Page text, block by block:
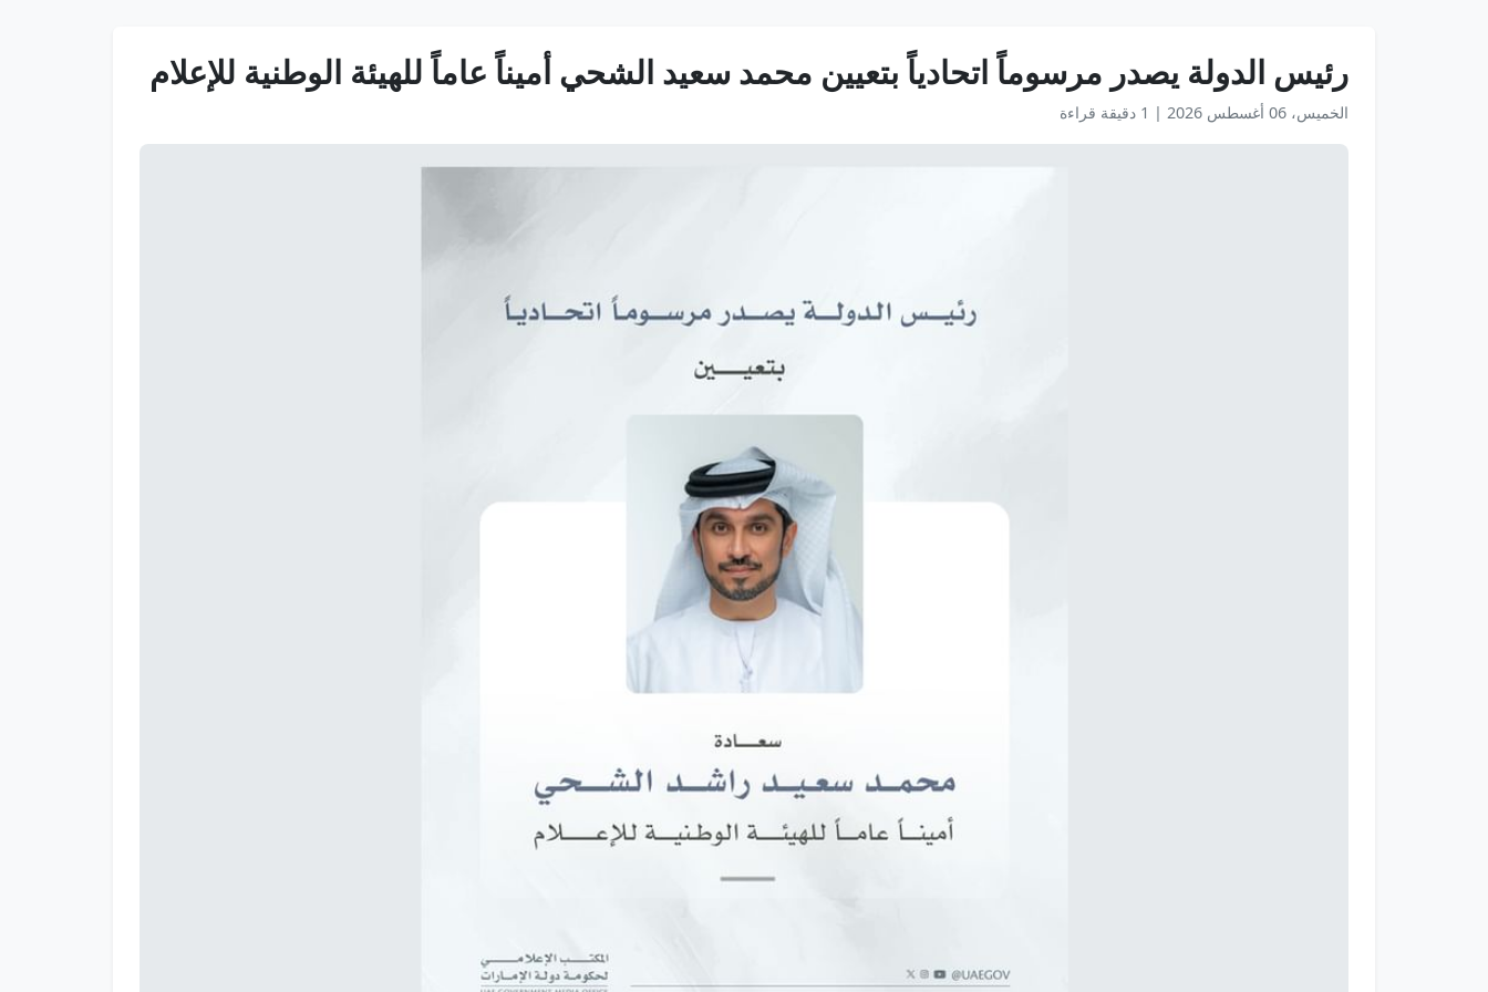
رئيس الدولة يصدر مرسوماً اتحادياً بتعيين محمد سعيد الشحي أميناً عاماً للهيئة الوطنية للإعلام
الخميس، 06 أغسطس 2026 | 1 دقيقة قراءة